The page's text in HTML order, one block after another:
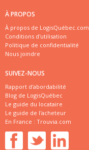
À PROPOS
À propos de LogisQuébec.com
Conditions d'utilisation
Politique de confidentialité
Nous joindre
SUIVEZ-NOUS
Rapport d'abordabilité
Blog de LogisQuébec
Le guide du locataire
Le guide de l'acheteur
En France : Trouvia.com